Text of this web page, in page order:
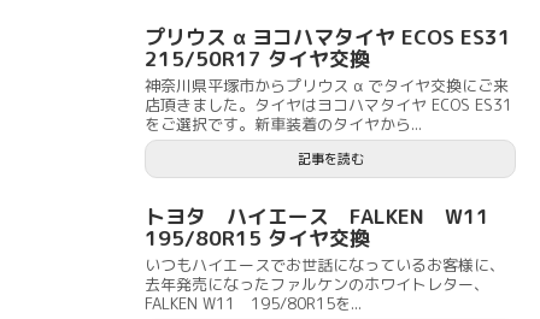
プリウス α ヨコハマタイヤ ECOS ES31
215/50R17 タイヤ交換
神奈川県平塚市からプリウス α でタイヤ交換にご来
店頂きました。タイヤはヨコハマタイヤ ECOS ES31
をご選択です。新車装着のタイヤから...
記事を読む
トヨタ ハイエース FALKEN W11
195/80R15 タイヤ交換
いつもハイエースでお世話になっているお客様に、
去年発売になったファルケンのホワイトレター、
FALKEN W11 195/80R15を...